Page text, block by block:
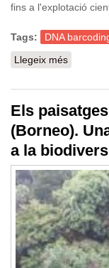
fins a l'explotació
Tags: DNA
Llegeix més
Els
(Borneo).
a la